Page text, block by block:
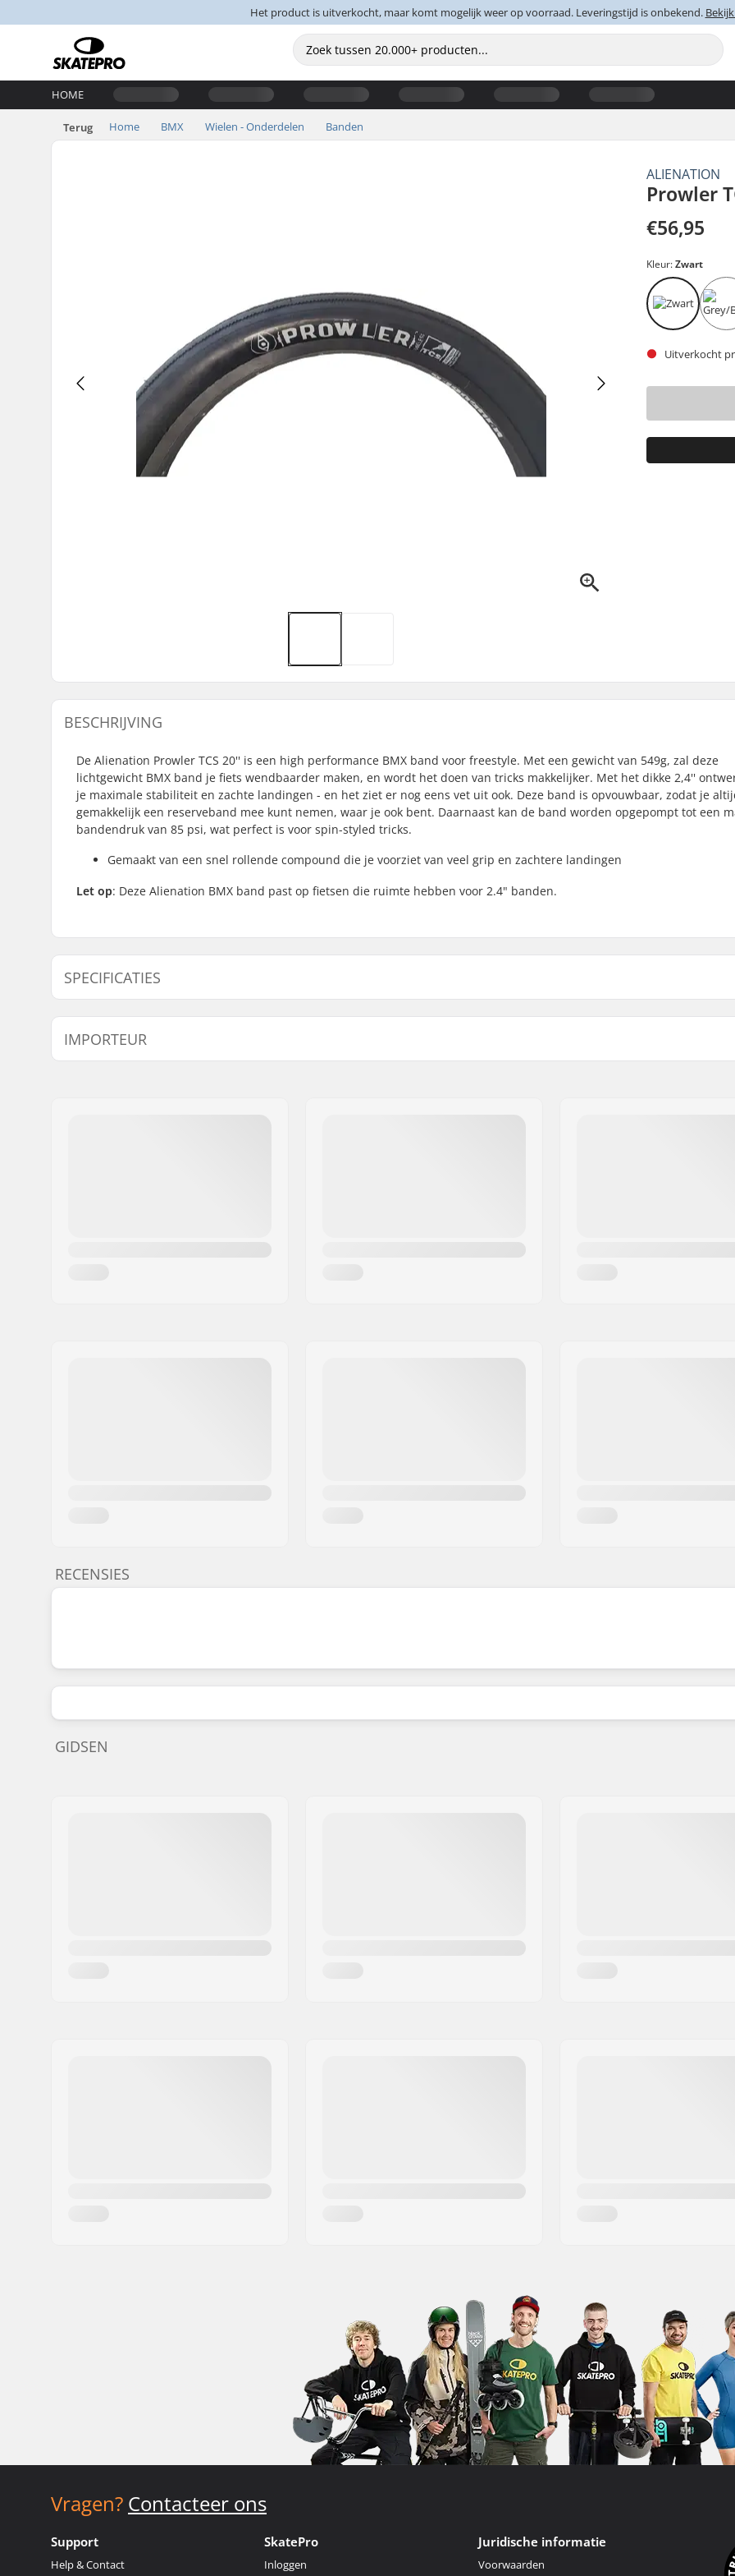
Het product is uitverkocht, maar komt mogelijk weer op voorraad. Leveringstijd is onbekend.
HOME
Terug Home BMX Wielen - Onderdelen Banden
ALIENATION
Prowler
€56,95
Kleur:Zwart
Uitverkocht
BESCHRIJVING
De Alienation Prowler TCS 20'' is een high performance BMX band voor freestyle. Met een gewicht van 549g, zal deze
lichtgewicht BMX band je fiets wendbaarder maken, en wordt het doen van tricks makkelijker. Met het dikke 2,4''
je maximale stabiliteit en zachte landingen - en het ziet er nog eens vet uit ook. Deze band is opvouwbaar, zodat je
gemakkelijk een reserveband mee kunt nemen, waar je ook bent. Daarnaast kan de band worden opgepompt tot een
bandendruk van 85 psi, wat perfect is voor spin-styled tricks.
Gemaakt van een snel rollende compound die je voorziet van veel grip en zachtere landingen
Let op: Deze Alienation BMX band past op fietsen die ruimte hebben voor 2.4" banden.
SPECIFICATIES
BMX Discipline:
Freestyle BMX
Bandprofiel:
Bandmateriaal:
Rubber compound
Opvouwbaar:
Gewicht:
IMPORTEUR
RECENSIES
GIDSEN
Vragen? Contacteer ons
Support
Help & Contact
SkatePro
Inloggen
Juridische informatie
Voorwaarden